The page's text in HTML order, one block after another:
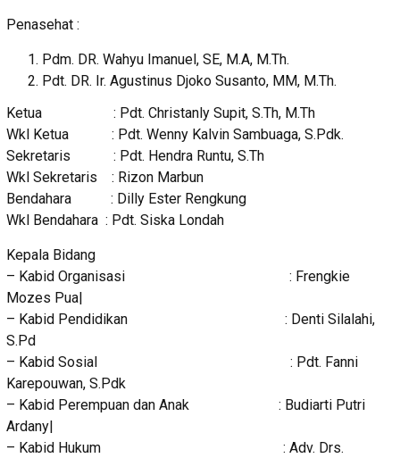
Penasehat :
Pdm. DR. Wahyu Imanuel, SE, M.A, M.Th.
Pdt. DR. Ir. Agustinus Djoko Susanto, MM, M.Th.
Ketua : Pdt. Christanly Supit, S.Th, M.Th
Wkl Ketua : Pdt. Wenny Kalvin Sambuaga, S.Pdk.
Sekretaris : Pdt. Hendra Runtu, S.Th
Wkl Sekretaris : Rizon Marbun
Bendahara : Dilly Ester Rengkung
Wkl Bendahara : Pdt. Siska Londah
Kepala Bidang
– Kabid Organisasi : Frengkie
Mozes Pua|
– Kabid Pendidikan : Denti Silalahi,
S.Pd
– Kabid Sosial : Pdt. Fanni
Karepouwan, S.Pdk
– Kabid Perempuan dan Anak : Budiarti Putri
Ardany|
– Kabid Hukum : Adv. Drs.